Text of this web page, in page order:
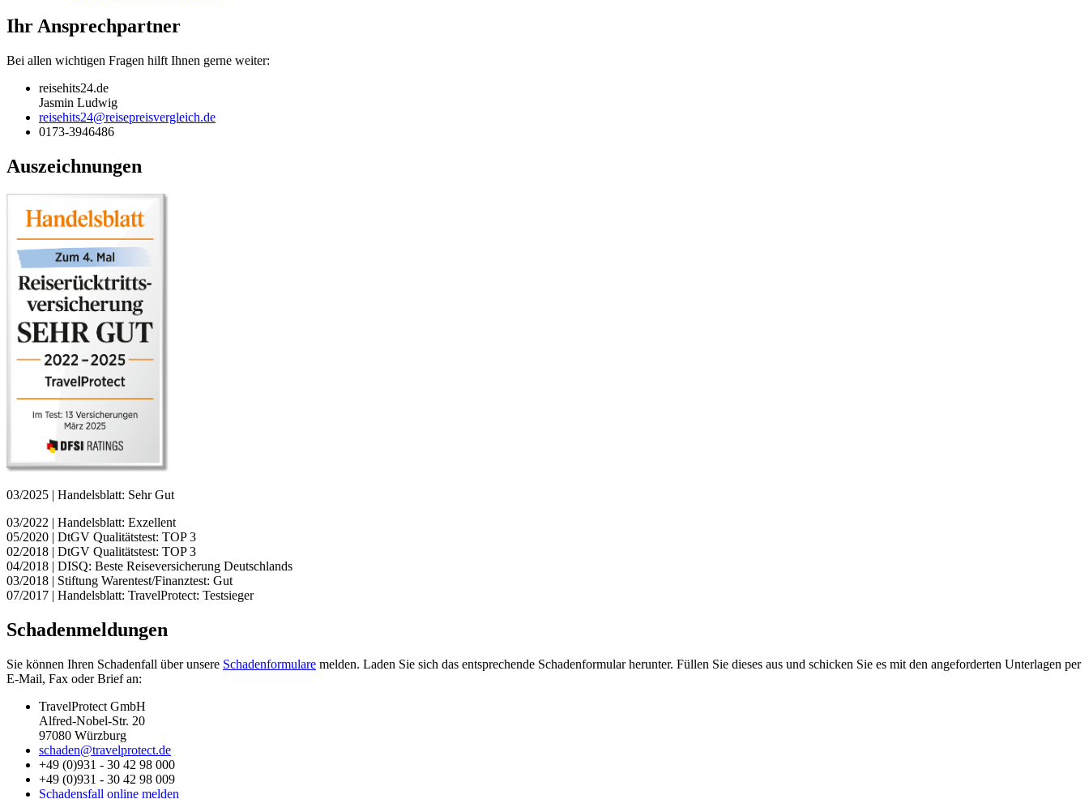
Ihr Ansprechpartner
Bei allen wichtigen Fragen hilft Ihnen gerne weiter:
reisehits24.de
Jasmin Ludwig
reisehits24@reisepreisvergleich.de
0173-3946486
Auszeichnungen
03/2025 | Handelsblatt: Sehr Gut
03/2022 | Handelsblatt: Exzellent
05/2020 | DtGV Qualitätstest: TOP 3
02/2018 | DtGV Qualitätstest: TOP 3
04/2018 | DISQ: Beste Reiseversicherung Deutschlands
03/2018 | Stiftung Warentest/Finanztest: Gut
07/2017 | Handelsblatt: TravelProtect: Testsieger
Schadenmeldungen
Sie können Ihren Schadenfall über unsere Schadenformulare melden. Laden Sie sich das entsprechende Schadenformular herunter. Füllen Sie dieses aus und schicken Sie es mit den angeforderten Unterlagen per
E-Mail, Fax oder Brief an:
TravelProtect GmbH
Alfred-Nobel-Str. 20
97080 Würzburg
schaden@travelprotect.de
+49 (0)931 - 30 42 98 000
+49 (0)931 - 30 42 98 009
Schadensfall online melden